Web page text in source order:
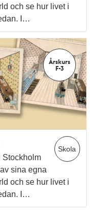
och se hur livet i
I…
Årskurs
F-3
Skola
Stockholm
sina egna
och se hur livet i
I…